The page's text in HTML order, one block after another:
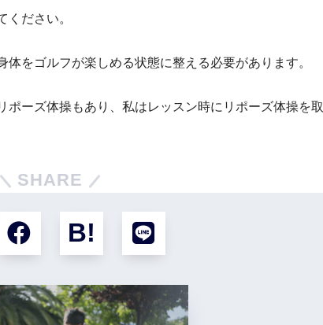
ださい。
をゴルフが楽しめる状態に整える必要があります。
ポーズ体操もあり、私はレッスン時にリポーズ体操を取
SHARE